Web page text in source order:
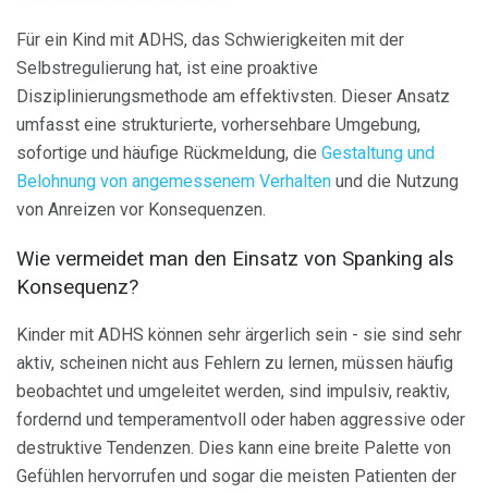
Für ein Kind mit ADHS, das Schwierigkeiten mit der
Selbstregulierung hat, ist eine proaktive
Disziplinierungsmethode am effektivsten. Dieser Ansatz
umfasst eine strukturierte, vorhersehbare Umgebung,
sofortige und häufige Rückmeldung, die Gestaltung und
Belohnung von angemessenem Verhalten und die Nutzung
von Anreizen vor Konsequenzen.
Wie vermeidet man den Einsatz von Spanking als
Konsequenz?
Kinder mit ADHS können sehr ärgerlich sein - sie sind sehr
aktiv, scheinen nicht aus Fehlern zu lernen, müssen häufig
beobachtet und umgeleitet werden, sind impulsiv, reaktiv,
fordernd und temperamentvoll oder haben aggressive oder
destruktive Tendenzen. Dies kann eine breite Palette von
Gefühlen hervorrufen und sogar die meisten Patienten der